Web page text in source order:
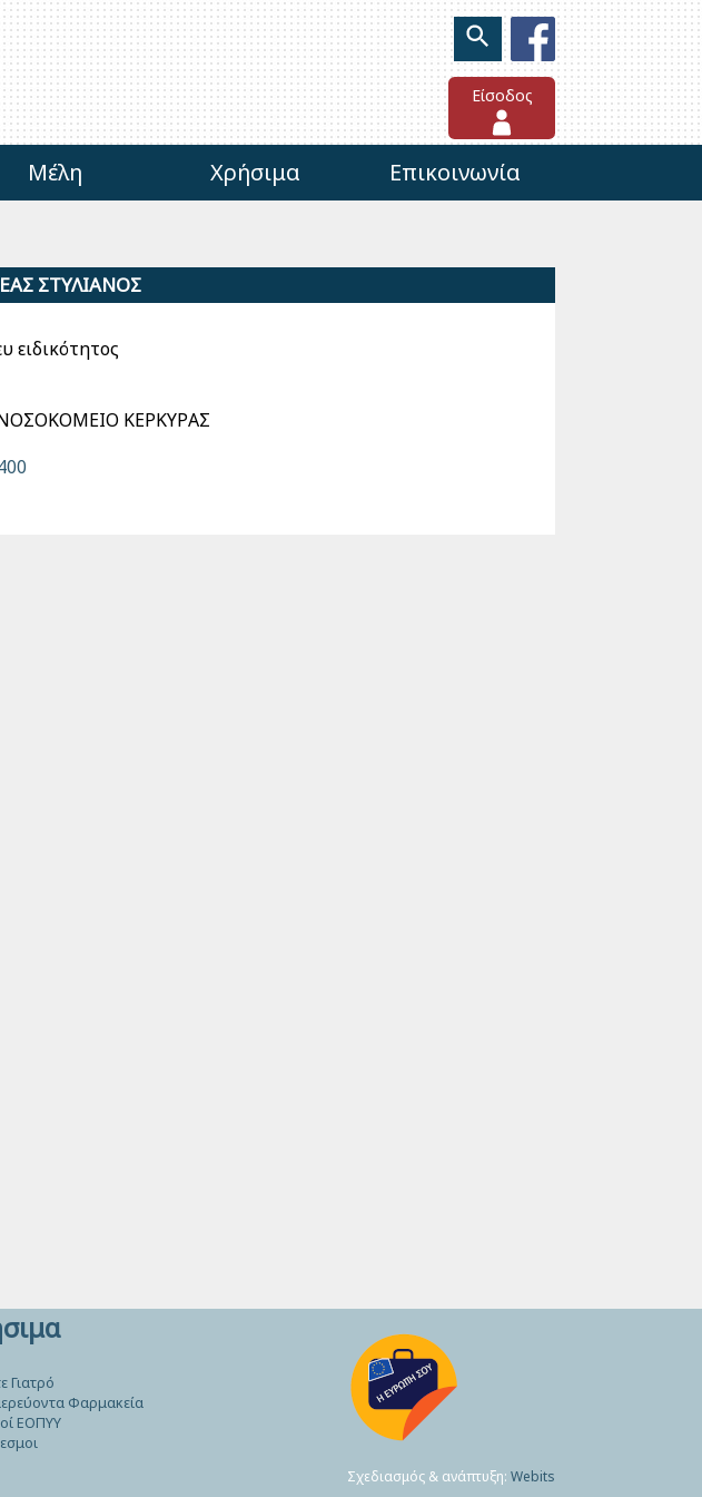
Είσοδος
Μέλη Χρήσιμα Επικοινωνία
ΣΤΥΛΙΑΝΟΣ
ειδικότητος
ΚΕΡΚΥΡΑΣ
Γιατρό
Φαρμακεία
ΕΟΠΥΥ
Σχεδιασμός & ανάπτυξη: Webits